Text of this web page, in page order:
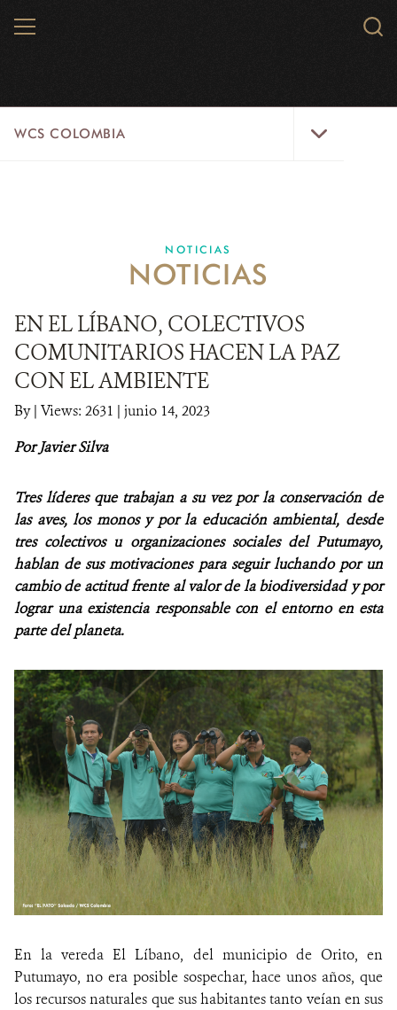
MENU
WCS COLOMBIA
EJES ESTRATÉGICOS
LÍNEAS DE ACCIÓN
MICROSITIOS
PUBLICACIONES
ALIADOS Y ALIANZAS
COBERTURA EN MEDIOS DE COMUNICACIÓN
MECANISMO DE ATENCIÓN DE QUEJAS Y RECLAMOS
DONA
NOTICIAS
NOTICIAS
EN EL LÍBANO, COLECTIVOS
COMUNITARIOS HACEN LA PAZ
CON EL AMBIENTE
By| Views: 2631 | junio 14, 2023
Por Javier Silva
Treslíderes que trabajan a su vez por la conservación de
las aves, los monos y por la educación ambiental, desde
tres colectivos u organizaciones sociales del Putumayo,
hablan de sus motivaciones para seguir luchando por un
cambio de actitud frente al valor de la biodiversidad y por
lograr una existencia responsable con el entorno en esta
parte delplaneta.
En la vereda El Líbano, del municipio de Orito, en
Putumayo, no era posible sospechar, hace unos años, que
los recursos naturales que sus habitantes tanto veían en sus